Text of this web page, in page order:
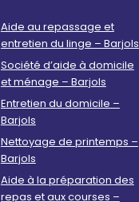
Aide au repassage et
entretien du linge – Barjols
Société d’aide à domicile
et ménage – Barjols
Entretien du domicile –
Barjols
Nettoyage de printemps –
Barjols
Aide à la préparation des
repas et aux courses –